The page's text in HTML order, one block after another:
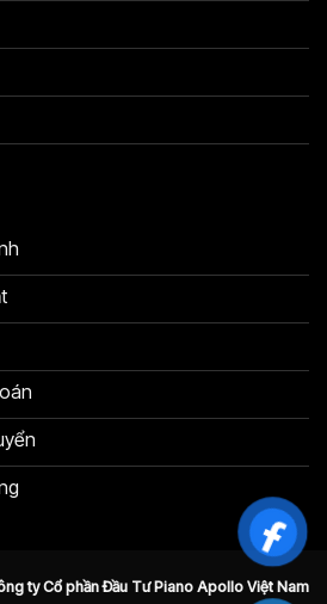
ty Cổ phần Đầu Tư Piano Apollo Việt Nam